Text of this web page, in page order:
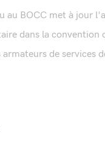
au BOCC met à jour
dans la convention
de services